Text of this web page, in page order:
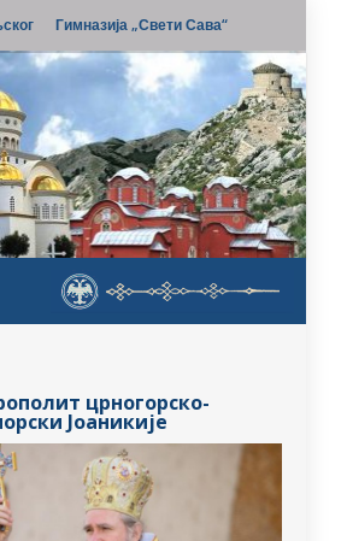
Гимназија „Свети Сава“
црногорско-
Јоаникије